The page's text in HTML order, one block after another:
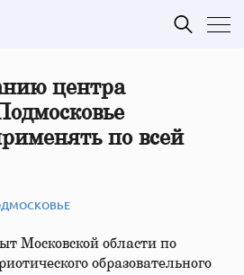
центра
по всей
Московской области по
образовательного